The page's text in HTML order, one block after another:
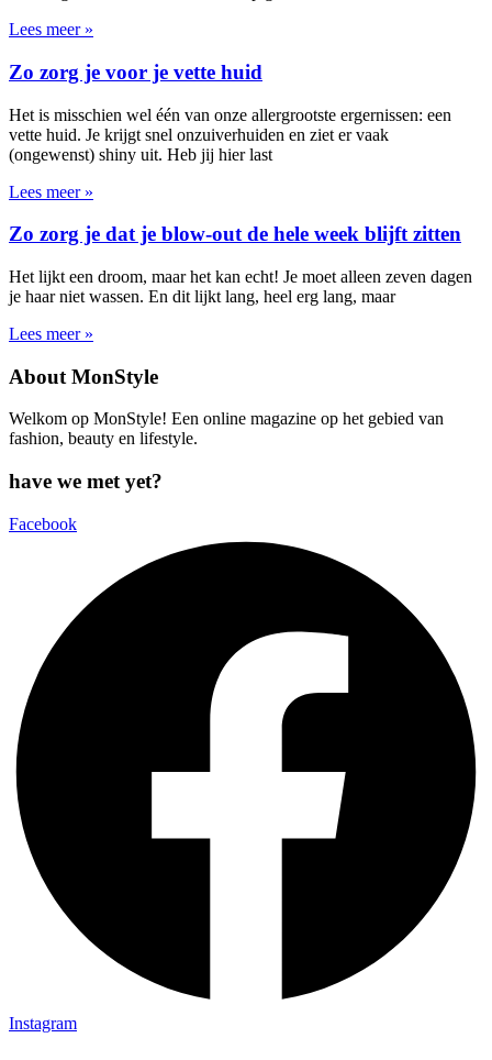
Lees meer »
Zo zorg je voor je vette huid
Het is misschien wel één van onze allergrootste ergernissen: een
vette huid. Je krijgt snel onzuiverhuiden en ziet er vaak
(ongewenst) shiny uit. Heb jij hier last
Lees meer »
Zo zorg je dat je blow-out de hele week blijft zitten
Het lijkt een droom, maar het kan echt! Je moet alleen zeven dagen
je haar niet wassen. En dit lijkt lang, heel erg lang, maar
Lees meer »
About MonStyle
Welkom op MonStyle! Een online magazine op het gebied van
fashion, beauty en lifestyle.
have we met yet?
Facebook
Instagram